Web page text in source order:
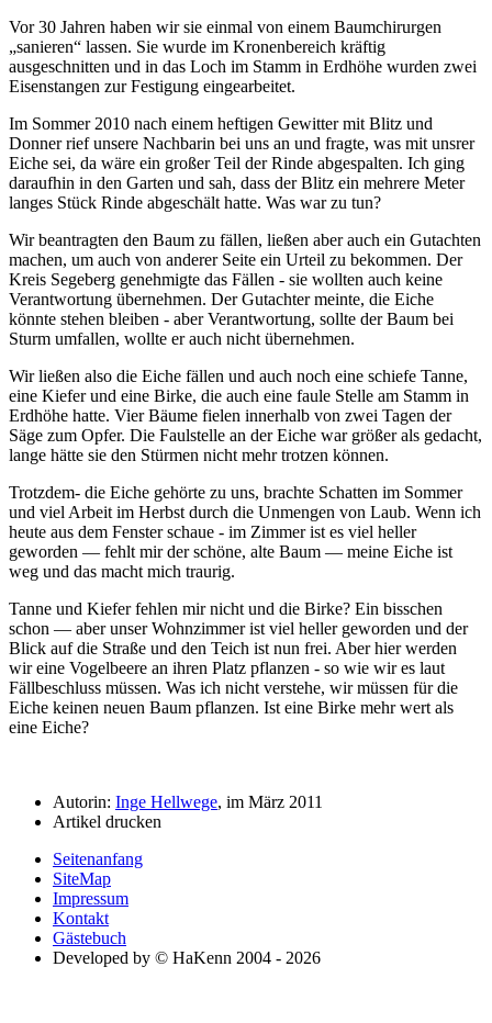
Vor 30 Jahren haben wir sie einmal von einem Baumchirurgen
sanieren
lassen. Sie wurde im Kronenbereich kräftig
ausgeschnitten und in das Loch im Stamm in Erdhöhe wurden zwei
Eisenstangen zur Festigung eingearbeitet.
Im Sommer 2010 nach einem heftigen Gewitter mit Blitz und
Donner rief unsere Nachbarin bei uns an und fragte, was mit unsrer
Eiche sei, da wäre ein großer Teil der Rinde abgespalten. Ich ging
daraufhin in den Garten und sah, dass der Blitz ein mehrere Meter
langes Stück Rinde abgeschält hatte. Was war zu tun?
Wir beantragten den Baum zu fällen, ließen aber auch ein Gutachten
machen, um auch von anderer Seite ein Urteil zu bekommen. Der
Kreis Segeberg genehmigte das Fällen - sie wollten auch keine
Verantwortung übernehmen. Der Gutachter meinte, die Eiche
könnte stehen bleiben - aber Verantwortung, sollte der Baum bei
Sturm umfallen, wollte er auch nicht übernehmen.
Wir ließen also die Eiche fällen und auch noch eine schiefe Tanne,
eine Kiefer und eine Birke, die auch eine faule Stelle am Stamm in
Erdhöhe hatte. Vier Bäume fielen innerhalb von zwei Tagen der
Säge zum Opfer. Die Faulstelle an der Eiche war größer als gedacht,
lange hätte sie den Stürmen nicht mehr trotzen können.
Trotzdem- die Eiche gehörte zu uns, brachte Schatten im Sommer
und viel Arbeit im Herbst durch die Unmengen von Laub. Wenn ich
heute aus dem Fenster schaue - im Zimmer ist es viel heller
geworden — fehlt mir der schöne, alte Baum — meine Eiche ist
weg und das macht mich traurig.
Tanne und Kiefer fehlen mir nicht und die Birke? Ein bisschen
schon — aber unser Wohnzimmer ist viel heller geworden und der
Blick auf die Straße und den Teich ist nun frei. Aber hier werden
wir eine Vogelbeere an ihren Platz pflanzen - so wie wir es laut
Fällbeschluss müssen. Was ich nicht verstehe, wir müssen für die
Eiche keinen neuen Baum pflanzen. Ist eine Birke mehr wert als
eine Eiche?
Autorin: Inge Hellwege, im März 2011
Artikel drucken
Seitenanfang
SiteMap
Impressum
Kontakt
Gästebuch
Developed by © HaKenn 2004 - 2026